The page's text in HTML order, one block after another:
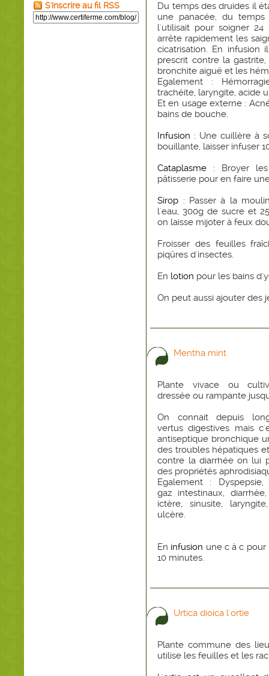
S'inscrire au fil RSS
Du temps des druides il
une panacée, du
l'utilisait pour soigner 24
arrête rapidement les
cicatrisation. En infusion
prescrit contre la
bronchite aiguë et les
Egalement :
trachéite, laryngite, acide
Et en usage externe :
bains de bouche.
Infusion : Une cuillère à
bouillante, laisser infuser
Cataplasme : Broyer
pâtisserie pour en faire
Sirop : Passer à la
l'eau, 300g de sucre et
on laisse mijoter à feux
Froisser des feuilles
piqûres d'insectes.
En lotion pour les bains
On peut aussi ajouter des
Mentha mint
Plante vivace ou
dressée ou rampante
On connait depuis
vertus digestives mais
antiseptique bronchique
des troubles hépatiques
contre la diarrhée on lui
des propriétés
Egalement : Dyspepsie,
gaz intestinaux,
ictère, sinusite,
ulcère.
En infusion une c à c pour
10 minutes.
Urtica dioica l'ortie
Plante commune des
utilise les feuilles et les